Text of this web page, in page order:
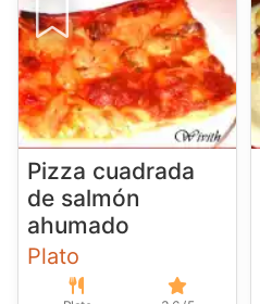
Pizza cuadrada
de salmón
ahumado
Plato